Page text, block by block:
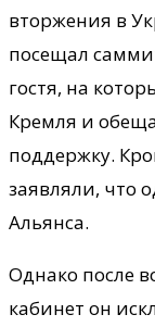
вторжения в
посещал
гостя, на
Кремля и
поддержку.
заявляли, что
Альянса.
Однако после
кабинет он